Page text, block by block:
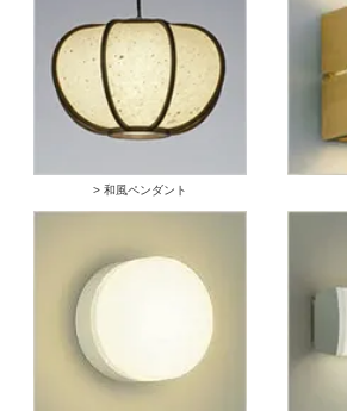
> 和風ペンダント